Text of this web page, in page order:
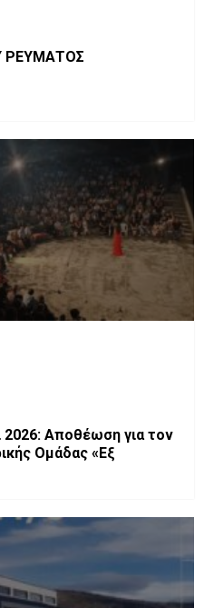
ΡΕΥΜΑΤΟΣ
2026: Αποθέωση για τον
Ομάδας «Εξ